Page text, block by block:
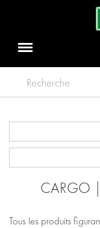
Recherche
Tous les produits